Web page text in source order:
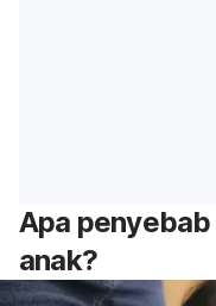
Apa penyebab
anak?